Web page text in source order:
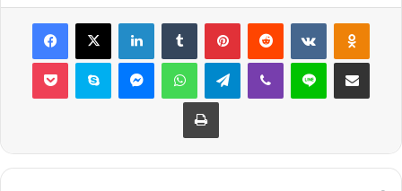
Facebook
X LinkedInTumblr PinterestReddit VKontakte
Pocket Skype MessengerWhatsAppTelegramViber Line E-Posta ile
Yazdır